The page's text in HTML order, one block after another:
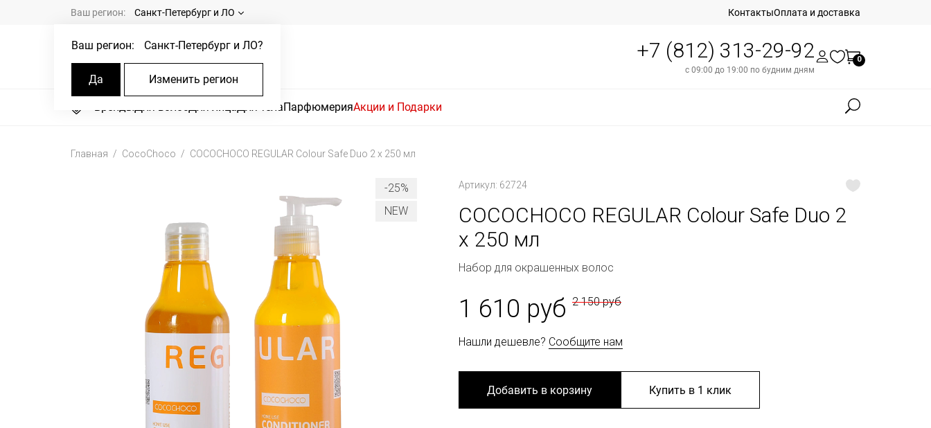
Ваш регион: Санкт-Петербург и ЛО
Ваш регион: Санкт-Петербург и ЛО?
Да Изменить регион
КонтактыОплата и доставка
+7 (812) 313-29-92
с 09:00 до 19:00 по будним дням
0
БрендыДля волосДля лицаДля телаПарфюмерияАкции и Подарки
Главная CocoChoco COCOCHOCO REGULAR Colour Safe Duo 2 x 250 мл
-25%
NEW
Артикул: 62724
COCOCHOCO REGULAR Colour Safe Duo 2
x 250 мл
Набор для окрашенных волос
1 610 руб 2 150 руб
Нашли дешевле? Сообщите нам
Добавить в корзину Купить в 1 клик